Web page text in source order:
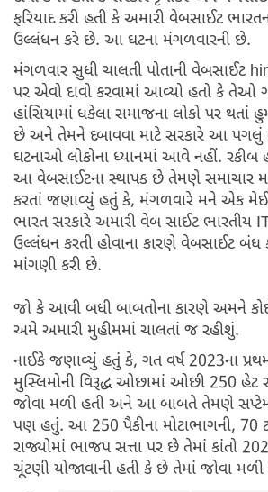
ફરિયાદ કરી હતી કે અમારી વેબસાઈટ
ઉલ્લંધન કરે છે. આ ઘટના મંગળવારની છે.
મંગળવાર સુધી ચાલતી પોતાની વેબસાઈટ
પર એવો દાવો કરવામાં આવ્યો હતો કે
હાંસિયામાં ધકેલા સમાજના લોકો પર થતાં
છે અને તેમને દબાવવા માટે સરકારે આ
ઘટનાઓ લોકોના ધ્યાનમાં આવે નહીં.
આ વેબસાઈટના સ્થાપક છે તેમણે સમાચાર
કરતાં જણાવ્યું હતું કે, મંગળવારે મને એક
ભારત સરકારે અમારી વેબ સાઈટ ભારતીય
ઉલ્લંધન કરતી હોવાના કારણે વેબસાઈટ
માંગણી કરી છે.
જો કે આવી બધી બાબતોના કારણે અમને
અમે અમારી મુહીમમાં ચાલતાં જ રહીશું.
નાઈકે જણાવ્યું હતું કે, ગત વર્ષ 2023ના
મુસ્લિમોની વિરૂદ્ધ ઓછામાં ઓછી 250 હેટ
જોવા મળી હતી અને આ બાબતે તેમણે
પણ હતું. આ 250 પૈકીના મોટાભાગની, 70
રાજ્યોમાં ભાજપ સત્તા પર છે તેમાં કાંતો
ચૂંટણી યોજાવાની હતી કે છે તેમાં જોવા મળી